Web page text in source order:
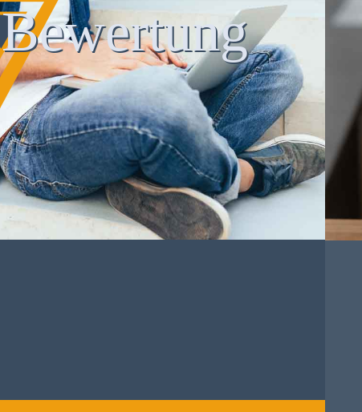
Bewertung